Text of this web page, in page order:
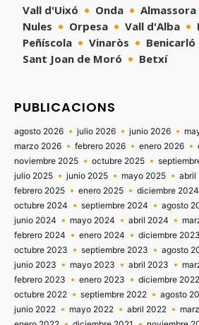
Vall d'Uixó
Onda Almassora
Nules
Orpesa Vall d'Alba
Peñíscola
Vinaròs
Benicarló
Sant Joan de Moró
Betxí
PUBLICACIONS
agosto 2026 julio 2026 junio 2026
marzo 2026
febrero 2026 enero 2026
noviembre 2025
octubre 2025
julio 2025
junio 2025 mayo 2025 abril
febrero 2025
enero 2025 diciembre 2024
octubre 2024
septiembre 2024 agosto
junio 2024
mayo 2024 abril 2024
febrero 2024
enero 2024 diciembre 2023
octubre 2023
septiembre 2023 agosto
junio 2023
mayo 2023 abril 2023
febrero 2023
enero 2023 diciembre 2022
octubre 2022
septiembre 2022 agosto
junio 2022
mayo 2022 abril 2022